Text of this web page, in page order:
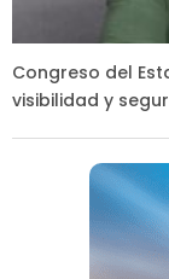
Congreso del
visibilidad y